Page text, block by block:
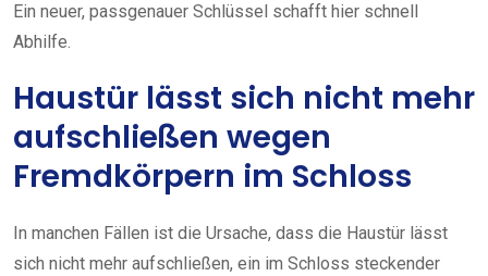
Ein neuer, passgenauer Schlüssel schafft hier schnell
Abhilfe.
Haustür lässt sich nicht mehr
aufschließen wegen
Fremdkörpern im Schloss
In manchen Fällen ist die Ursache, dass die Haustür lässt
sich nicht mehr aufschließen, ein im Schloss steckender